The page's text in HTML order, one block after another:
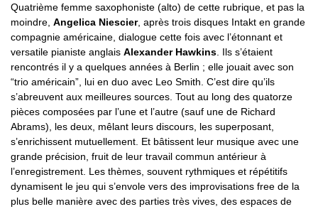
Quatrième femme saxophoniste (alto) de cette rubrique, et pas la
moindre, Angelica Niescier, après trois disques Intakt en grande
compagnie américaine, dialogue cette fois avec l’étonnant et
versatile pianiste anglais Alexander Hawkins . Ils s’étaient
rencontrés il y a quelques années à Berlin ; elle jouait avec son
“trio américain”, lui en duo avec Leo Smith. C’est dire qu’ils
s’abreuvent aux meilleures sources. Tout au long des quatorze
pièces composées par l’une et l’autre (sauf une de Richard
Abrams), les deux, mêlant leurs discours, les superposant,
s’enrichissent mutuellement. Et bâtissent leur musique avec une
grande précision, fruit de leur travail commun antérieur à
l’enregistrement. Les thèmes, souvent rythmiques et répétitifs
dynamisent le jeu qui s’envole vers des improvisations free de la
plus belle manière avec des parties très vives, des espaces de